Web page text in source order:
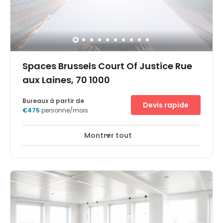
Spaces Brussels Court Of Justice Rue
aux Laines, 70 1000
Surveillance CCTV 24 heures sur 24
+ 14 plus
area of the city. It’s situated in the Marollen
neighbourhood, where century-old administrative
buildings contrast with techno clubs and indie fashion
outlets. Sitting across from the golden-domed Palais de
Justice courthouse, Court of Justice remains an
impressive building in its own right. The modern stone
Bureaux à partir de
€475 personne/mois
Devis rapide
Montrer tout